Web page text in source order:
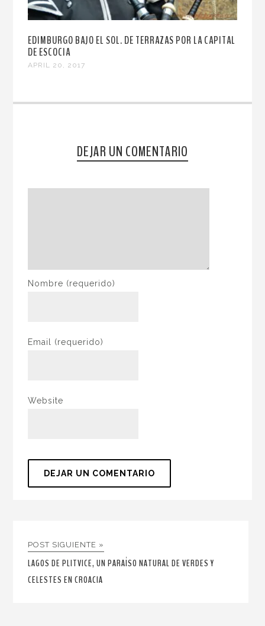
EDIMBURGO BAJO EL SOL. DE TERRAZAS POR LA CAPITAL
DE ESCOCIA
APRIL 20, 2017
DEJAR UN COMENTARIO
Nombre (requerido)
Email (requerido)
Website
POST SIGUIENTE »
LAGOS DE PLITVICE, UN PARAÍSO NATURAL DE VERDES Y
CELESTES EN CROACIA